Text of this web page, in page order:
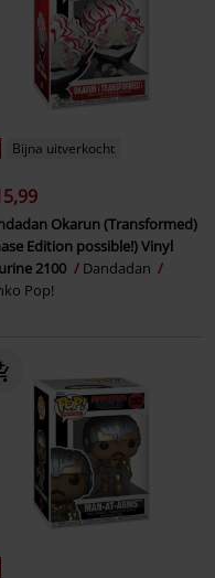
Bijna uitverkocht
Okarun (Transformed)
Edition possible!) Vinyl
2100
Dandadan
Pop!